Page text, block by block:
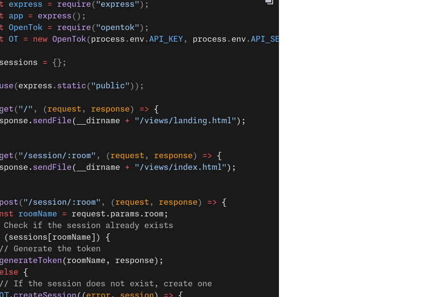
express = require ( "express" );
app = express ();
OpenTok = require ( "opentok" );
OT = new OpenTok ( process . env .API_KEY , process . env .API_SECRET
= {};
use ( express . static ( "public" ));
get ( "/" , ( request , response ) => {
sendFile (__dirname + "/views/landing.html" );
get ( "/session/:room" , ( request , response ) => {
sendFile (__dirname + "/views/index.html" );
post ( "/session/:room" , ( request , response ) => {
roomName = request.params.room;
Check if the session already exists
(sessions[roomName]) {
Generate the token
(roomName, response);
else {
If the session does not exist, create one